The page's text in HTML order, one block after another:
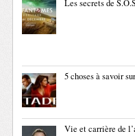
Les secrets de
5 choses à savoir
Vie et carrière de